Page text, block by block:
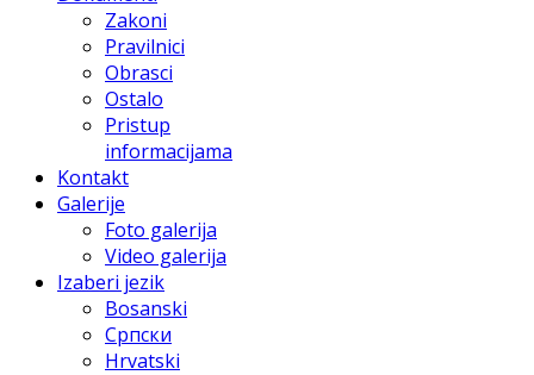
Zakoni
Pravilnici
Obrasci
Ostalo
Pristup
informacijama
Kontakt
Galerije
Foto galerija
Video galerija
Izaberi jezik
Bosanski
Српски
Hrvatski